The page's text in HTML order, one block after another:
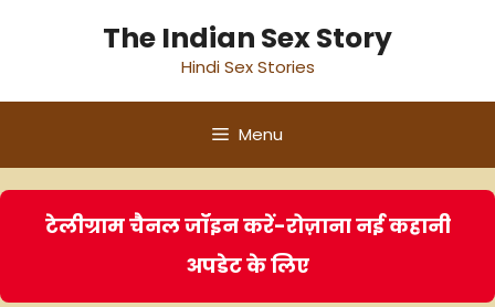
The Indian Sex Story
Hindi Sex Stories
Menu
टेलीग्राम चैनल जॉइन करें-रोज़ाना नई कहानी
अपडेट के लिए